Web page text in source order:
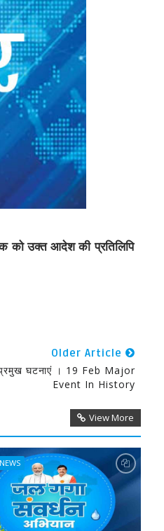
को उक्त आदेश की प्रतिलिपि
Older Article
घटनाएं । 19 Feb Major
Event In History
View More